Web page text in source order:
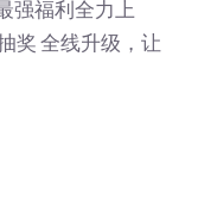
强福利全力上
奖 全线升级，让